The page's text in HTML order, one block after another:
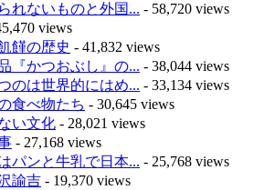
れないものと外国... - 58,720 views
views
饉の歴史 - 41,832 views
『かつおぶし』の... - 38,044 views
のは世界的にはめ... - 33,134 views
食べ物たち - 30,645 views
い文化 - 28,021 views
- 27,168 views
パンと牛乳で日本... - 25,768 views
諭吉 - 19,370 views